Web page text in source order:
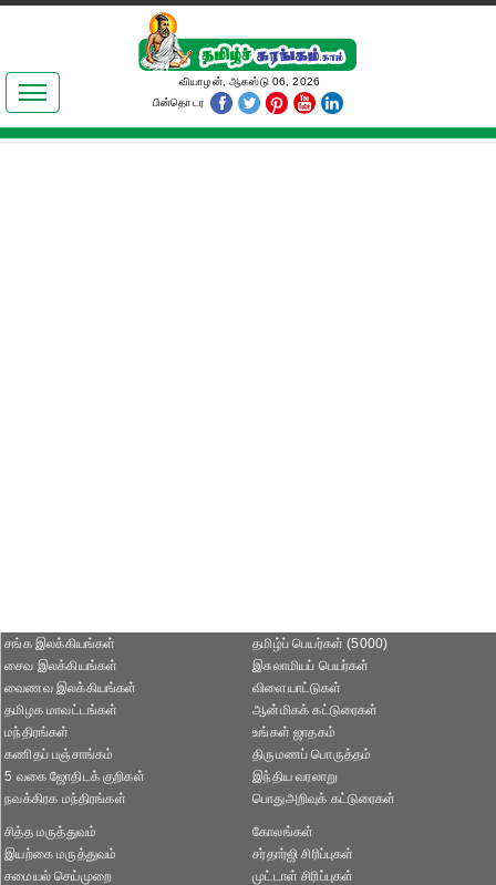
இலக்கியங்கள்
தமிழ் உலகம்
வியாழன், ஆகஸ்டு 06, 2026
பின்தொடர
சங்க இலக்கியங்கள்
சைவ இலக்கியங்கள்
வைணவ இலக்கியங்கள்
தமிழக மாவட்டங்கள்
தமிழ்ப் பெயர்கள் (5000)
இசுலாமியப் பெயர்கள்
விளையாட்டுகள்
ஆன்மிகக் கட்டுரைகள்
மந்திரங்கள்
கணிதப் பஞ்சாங்கம்
5 வகை ஜோதிடக் குறிகள்
நவக்கிரக மந்திரங்கள்
உங்கள் ஜாதகம்
திருமணப் பொருத்தம்
இந்திய வரலாறு
பொதுஅறிவுக் கட்டுரைகள்
சித்த மருத்துவம்
இயற்கை மருத்துவம்
சமையல் செய்முறை
கோலங்கள்
சர்தார்ஜி சிரிப்புகள்
முட்டாள் சிரிப்புகள்